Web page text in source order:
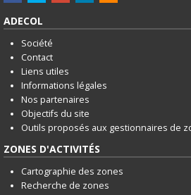
ADECOL
Société
Contact
Liens utiles
Informations légales
Nos partenaires
Objectifs du site
Outils proposés aux gestionnaires de
ZONES D'ACTIVITÉS
Cartographie des zones
Recherche de zones